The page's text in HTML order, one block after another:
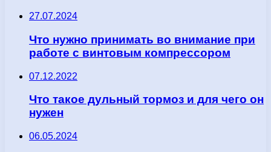
27.07.2024
Что нужно принимать во внимание при
работе с винтовым компрессором
07.12.2022
Что такое дульный тормоз и для чего он
нужен
06.05.2024